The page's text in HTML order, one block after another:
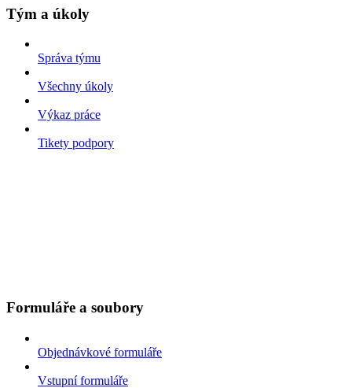
Tým a úkoly
Správa týmu
Všechny úkoly
Výkaz práce
Tikety podpory
Formuláře a soubory
Objednávkové formuláře
Vstupní formuláře